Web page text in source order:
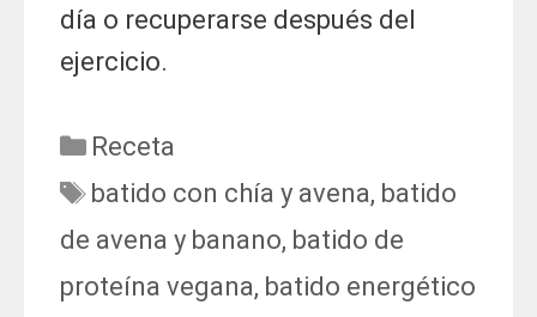
día o recuperarse después del
ejercicio.
Categorías
Receta
Etiquetas
batido con chía y avena, batido
de avena y banano, batido de
proteína vegana, batido energético